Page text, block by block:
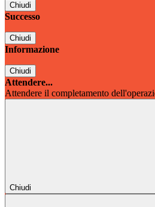
Chiudi
Successo
Chiudi
Informazione
Chiudi
Attendere...
Attendere il completamento
Chiudi